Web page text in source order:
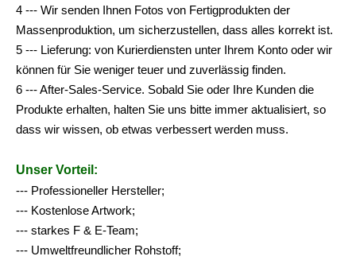
4 --- Wir senden Ihnen Fotos von Fertigprodukten der
Massenproduktion, um sicherzustellen, dass alles korrekt ist.
5 --- Lieferung: von Kurierdiensten unter Ihrem Konto oder wir
können für Sie weniger teuer und zuverlässig finden.
6 --- After-Sales-Service. Sobald Sie oder Ihre Kunden die
Produkte erhalten, halten Sie uns bitte immer aktualisiert, so
dass wir wissen, ob etwas verbessert werden muss.
Unser Vorteil:
--- Professioneller Hersteller;
--- Kostenlose Artwork;
--- starkes F & E-Team;
--- Umweltfreundlicher Rohstoff;